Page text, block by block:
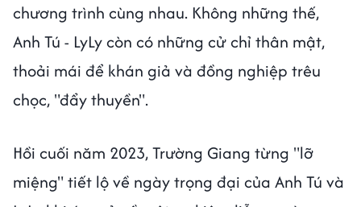
chương trình cùng nhau. Không những thế,
Anh Tú - LyLy còn có những cử chỉ thân mật,
thoải mái để khán giả và đồng nghiệp trêu
chọc, "đẩy thuyền".
Hồi cuối năm 2023, Trường Giang từng "lỡ
miệng" tiết lộ về ngày trọng đại của Anh Tú và